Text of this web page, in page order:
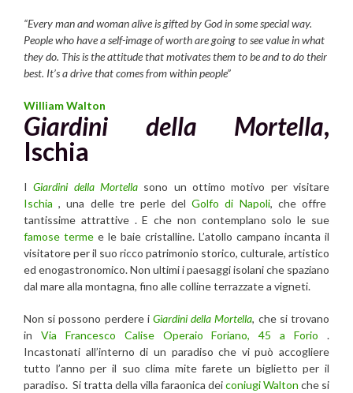
“Every man and woman alive is gifted by God in some special way.
People who have a self-image of worth are going to see value in what
they do. This is the attitude that motivates them to be and to do their
best. It’s a drive that comes from within people”
William Walton
Giardini della Mortella,
Ischia
IGiardini della Mortella sono un ottimo motivo per visitare
Ischia, una delle tre perle delGolfo di Napoli, che offre
tantissime attrattive . E che non contemplano solo le sue
famose terme e le baie cristalline. L’atollo campano incanta il
visitatore per il suo ricco patrimonio storico, culturale, artistico
ed enogastronomico. Non ultimi i paesaggi isolani che spaziano
dal mare alla montagna, fino alle colline terrazzate a vigneti.
Non si possono perdere i Giardini della Mortella, che si trovano
in Via Francesco Calise Operaio Foriano, 45 a Forio .
Incastonati all’interno di un paradiso che vi può accogliere
tutto l’anno per il suo clima mite farete un biglietto per il
paradiso. Si tratta della villa faraonica deiconiugi Walton che si